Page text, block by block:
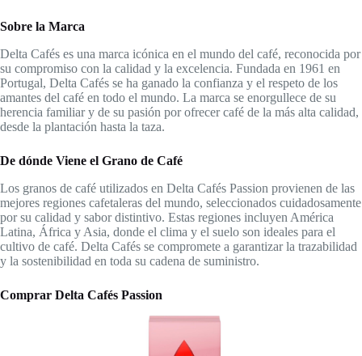
Sobre la Marca
Delta Cafés es una marca icónica en el mundo del café, reconocida por
su compromiso con la calidad y la excelencia. Fundada en 1961 en
Portugal, Delta Cafés se ha ganado la confianza y el respeto de los
amantes del café en todo el mundo. La marca se enorgullece de su
herencia familiar y de su pasión por ofrecer café de la más alta calidad,
desde la plantación hasta la taza.
De dónde Viene el Grano de Café
Los granos de café utilizados en Delta Cafés Passion provienen de las
mejores regiones cafetaleras del mundo, seleccionados cuidadosamente
por su calidad y sabor distintivo. Estas regiones incluyen América
Latina, África y Asia, donde el clima y el suelo son ideales para el
cultivo de café. Delta Cafés se compromete a garantizar la trazabilidad
y la sostenibilidad en toda su cadena de suministro.
Comprar Delta Cafés Passion